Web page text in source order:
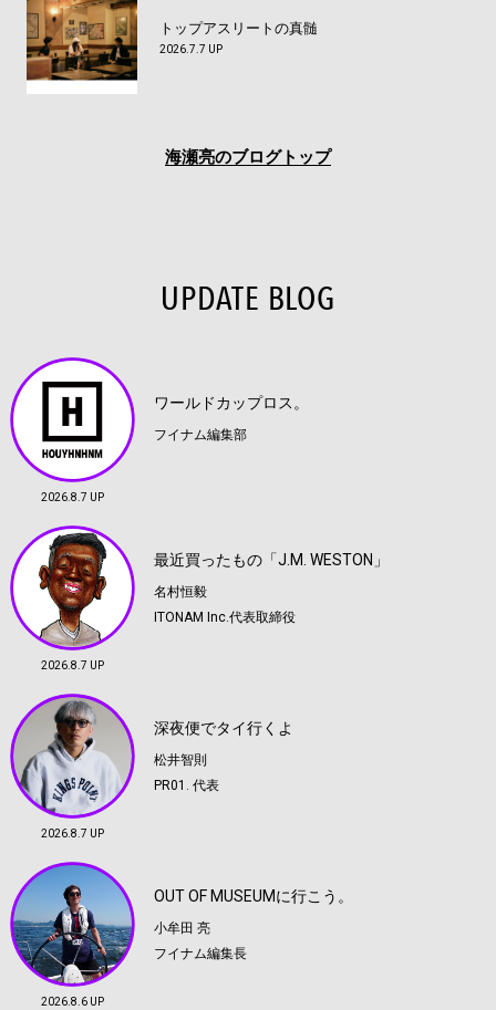
トップアスリートの真髄
2026.7.7 UP
海瀬亮のブログトップ
UPDATE BLOG
2026.8.7 UP
ワールドカップロス。
フイナム編集部
2026.8.7 UP
最近買ったもの「J.M. WESTON」
名村恒毅
ITONAM Inc.代表取締役
2026.8.7 UP
深夜便でタイ行くよ
松井智則
PR01. 代表
2026.8.6 UP
OUT OF MUSEUMに行こう。
小牟田 亮
フイナム編集長